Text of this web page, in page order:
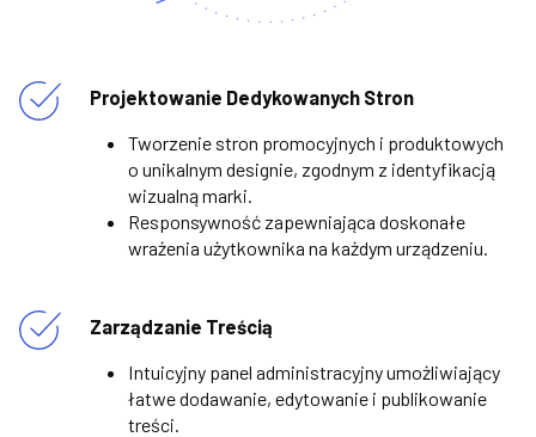
Projektowanie Dedykowanych Stron
Tworzenie stron promocyjnych i produktowych
o unikalnym designie, zgodnym z identyfikacją
wizualną marki.
Responsywność zapewniająca doskonałe
wrażenia użytkownika na każdym urządzeniu.
Zarządzanie Treścią
Intuicyjny panel administracyjny umożliwiający
łatwe dodawanie, edytowanie i publikowanie
treści.